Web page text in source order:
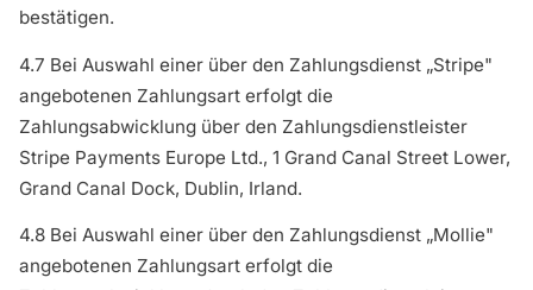
bestätigen.
4.7 Bei Auswahl einer über den Zahlungsdienst „Stripe"
angebotenen Zahlungsart erfolgt die
Zahlungsabwicklung über den Zahlungsdienstleister
Stripe Payments Europe Ltd., 1 Grand Canal Street Lower,
Grand Canal Dock, Dublin, Irland.
4.8 Bei Auswahl einer über den Zahlungsdienst „Mollie"
angebotenen Zahlungsart erfolgt die